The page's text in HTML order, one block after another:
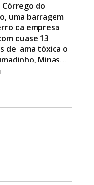
do
uma barragem
da empresa
quase 13
de lama tóxica o
Minas…